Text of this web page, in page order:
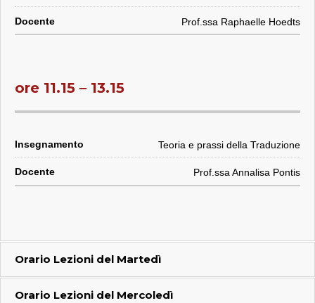
Prof.ssa Raphaelle Hoedts
ore 11.15 – 13.15
Teoria e prassi della Traduzione
Prof.ssa Annalisa Pontis
Orario Lezioni del Martedì
Orario Lezioni del Mercoledì